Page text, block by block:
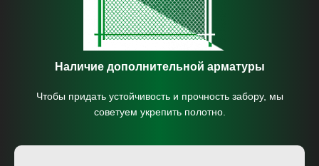
Наличие дополнительной арматуры
Чтобы придать устойчивость и прочность забору, мы
советуем укрепить полотно.